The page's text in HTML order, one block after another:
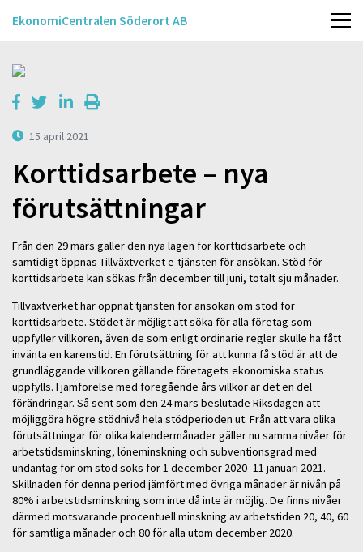
EkonomiCentralen Söderort AB
15 april 2021
Korttidsarbete – nya
förutsättningar
Från den 29 mars gäller den nya lagen för korttidsarbete och
samtidigt öppnas Tillväxtverket e-tjänsten för ansökan. Stöd för
korttidsarbete kan sökas från december till juni, totalt sju månader.
Tillväxtverket har öppnat tjänsten för ansökan om stöd för
korttidsarbete. Stödet är möjligt att söka för alla företag som
uppfyller villkoren, även de som enligt ordinarie regler skulle ha fått
invänta en karenstid. En förutsättning för att kunna få stöd är att de
grundläggande villkoren gällande företagets ekonomiska status
uppfylls. I jämförelse med föregående års villkor är det en del
förändringar. Så sent som den 24 mars beslutade Riksdagen att
möjliggöra högre stödnivå hela stödperioden ut. Från att vara olika
förutsättningar för olika kalendermånader gäller nu samma nivåer för
arbetstidsminskning, löneminskning och subventionsgrad med
undantag för om stöd söks för 1 december 2020- 11 januari 2021.
Skillnaden för denna period jämfört med övriga månader är nivån på
80% i arbetstidsminskning som inte då inte är möjlig. De finns nivåer
därmed motsvarande procentuell minskning av arbetstiden 20, 40, 60
för samtliga månader och 80 för alla utom december 2020.